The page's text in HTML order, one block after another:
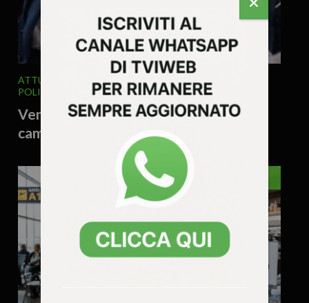
ATTUALITA' EDITORIALE
ITALIA E MONDO
POLITICA
4 Agosto 2026 - 9.55
Vengo anch’io? No, tu no! Il valzer del
campo largo e l’ultimatum di Conte